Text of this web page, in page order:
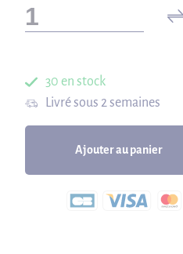
30 en stock
Livré sous 2 semaines
Ajouter au panier